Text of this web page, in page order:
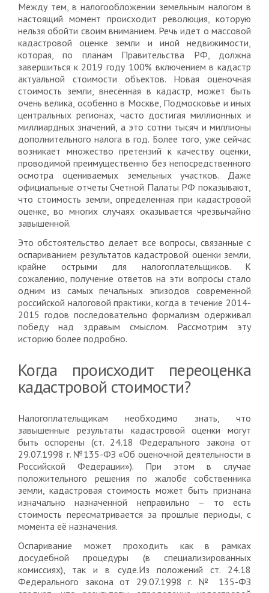
Между тем, в налогообложении земельным налогом в
настоящий момент происходит революция, которую
нельзя обойти своим вниманием. Речь идет о массовой
кадастровой оценке земли и иной недвижимости,
которая, по планам Правительства РФ, должна
завершиться к 2019 году 100% включением в кадастр
актуальной стоимости объектов. Новая оценочная
стоимость земли, внесённая в кадастр, может быть
очень велика, особенно в Москве, Подмосковье и иных
центральных регионах, часто достигая миллионных и
миллиардных значений, а это сотни тысяч и миллионы
дополнительного налога в год. Более того, уже сейчас
возникает множество претензий к качеству оценки,
проводимой преимущественно без непосредственного
осмотра оцениваемых земельных участков. Даже
официальные отчеты Счетной Палаты РФ показывают,
что стоимость земли, определенная при кадастровой
оценке, во многих случаях оказывается чрезвычайно
завышенной.
Это обстоятельство делает все вопросы, связанные с
оспариванием результатов кадастровой оценки земли,
крайне острыми для налогоплательщиков. К
сожалению, получение ответов на эти вопросы стало
одним из самых печальных эпизодов современной
российской налоговой практики, когда в течение 2014-
2015 годов последовательно формализм одерживал
победу над здравым смыслом. Рассмотрим эту
историю более подробно.
Когда происходит переоценка
кадастровой стоимости?
Налогоплательщикам необходимо знать, что
завышенные результаты кадастровой оценки могут
быть оспорены (ст. 24.18 Федерального закона от
29.07.1998 г. №135-ФЗ «Об оценочной деятельности в
Российской Федерации»). При этом в случае
положительного решения по жалобе собственника
земли, кадастровая стоимость может быть признана
изначально назначенной неправильно – то есть
стоимость пересматривается за прошлые периоды, с
момента её назначения.
Оспаривание может проходить как в рамках
досудебной процедуры (в специализированных
комиссиях), так и в суде.Из положений ст. 24.18
Федерального закона от 29.07.1998 г. № 135-ФЗ